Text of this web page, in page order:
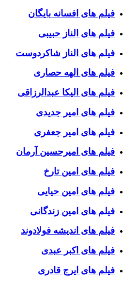
فیلم های افسانه بایگان
فیلم های الناز حبیبی
فیلم های الناز شاکردوست
فیلم های الهه حصاری
فیلم های الیکا عبدالرزاقی
فیلم های امیر جدیدی
فیلم های امیر جعفری
فیلم های امیرحسین آرمان
فیلم های امین تارخ
فیلم های امین حیایی
فیلم های امین زندگانی
فیلم های اندیشه فولادوند
فیلم های اکبر عبدی
فیلم های ایرج قادری